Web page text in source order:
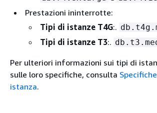
Prestazioni ininterrotte:
Tipi di istanze T4G:.
Tipi di istanze T3:.
Per ulteriori informazioni sui tipi di
sulle loro specifiche, consulta
istanza.